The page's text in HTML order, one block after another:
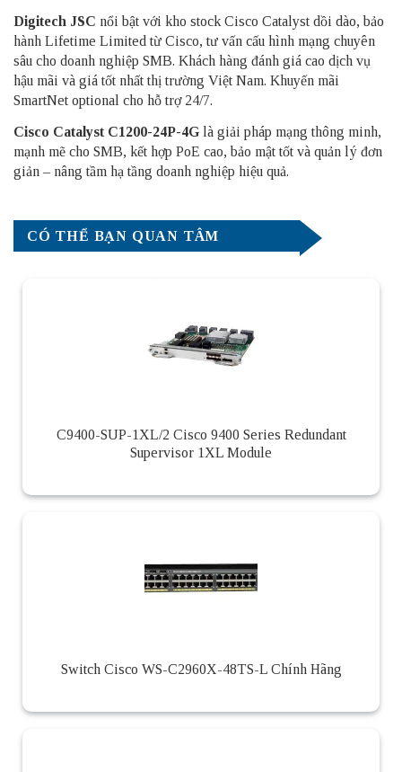
​Digitech JSC nổi bật với kho stock Cisco Catalyst dồi dào, bảo
hành Lifetime Limited từ Cisco, tư vấn cấu hình mạng chuyên
sâu cho doanh nghiệp SMB. Khách hàng đánh giá cao dịch vụ
hậu mãi và giá tốt nhất thị trường Việt Nam. Khuyến mãi
SmartNet optional cho hỗ trợ 24/7.​
Cisco Catalyst C1200-24P-4G là giải pháp mạng thông minh,
mạnh mẽ cho SMB, kết hợp PoE cao, bảo mật tốt và quản lý đơn
giản – nâng tầm hạ tầng doanh nghiệp hiệu quả.
CÓ THỂ BẠN QUAN TÂM
C9400-SUP-1XL/2 Cisco 9400 Series Redundant
Supervisor 1XL Module
Switch Cisco WS-C2960X-48TS-L Chính Hãng